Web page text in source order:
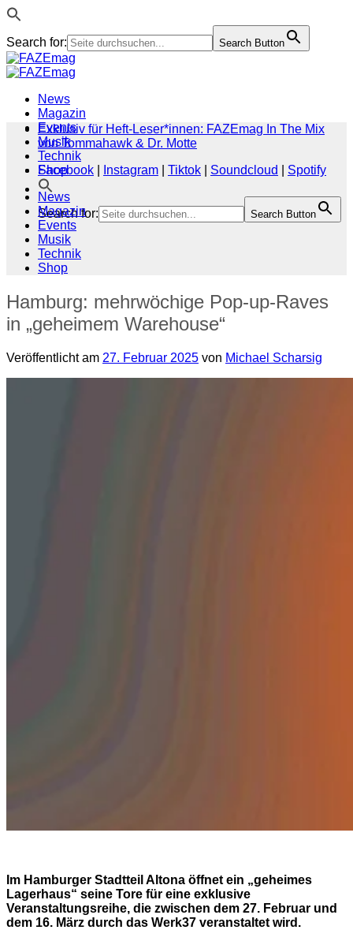
Search for: Search Button
Zum
Inhalt
News
Magazin
Events
Musik
Technik
Shop
Search for: Search Button
Exklusiv für Heft-Leser*innen: FAZEmag In The Mix
von Tommahawk & Dr. Motte
Facebook
Instagram Tiktok Soundcloud
Spotify
News
Magazin
Events
Musik
Technik
Shop
Hamburg: mehrwöchige Pop-up-Raves
in „geheimem Warehouse“
Veröffentlicht am 27. Februar 2025 von Michael Scharsig
Im Hamburger Stadtteil Altona öffnet ein „geheimes
Lagerhaus“ seine Tore für eine exklusive
Veranstaltungsreihe, die zwischen dem 27. Februar und
dem 16. März durch das Werk37 veranstaltet wird.